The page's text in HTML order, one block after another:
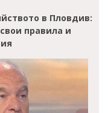
в Пловдив:
правила и